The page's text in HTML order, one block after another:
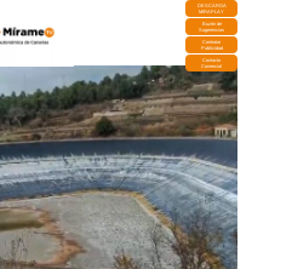
DESCARGA
MIRAPLAY
Buzón de
Sugerencias
Contratar
Publicidad
Contacto
Comercial